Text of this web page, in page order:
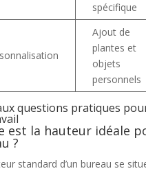
spécifique
Ajout de
plantes et
objets
personnels
questions pratiques
est la hauteur idéale
?
standard d’un bureau se